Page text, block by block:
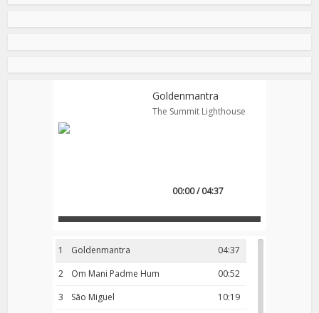
Goldenmantra
The Summit Lighthouse
00:00 / 04:37
1 04:37
Goldenmantra
2
00:52
Om Mani Padme Hum
3
10:19
São Miguel